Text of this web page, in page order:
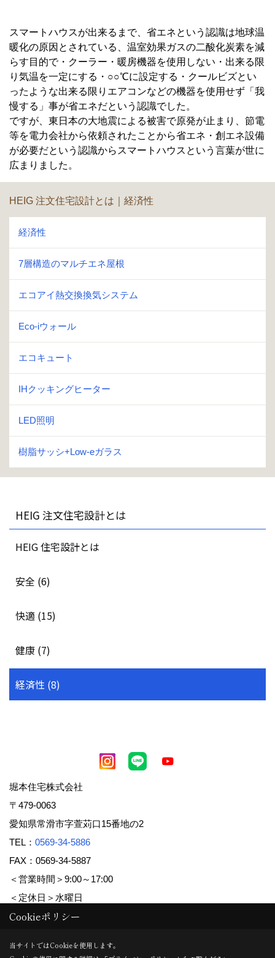
スマートハウスが出来るまで、省エネという認識は地球温
暖化の原因とされている、温室効果ガスの二酸化炭素を減
らす目的で・クーラー・暖房機器を使用しない・出来る限
り気温を一定にする・○○℃に設定する・クールビズとい
ったような出来る限りエアコンなどの機器を使用せず「我
慢する」事が省エネだという認識でした。
ですが、東日本の大地震による被害で原発が止まり、節電
等を電力会社から依頼されたことから省エネ・創エネ設備
が必要だという認識からスマートハウスという言葉が世に
広まりました。
HEIG 注文住宅設計とは｜経済性
経済性
7層構造のマルチエネ屋根
エコアイ熱交換換気システム
Eco-iウォール
エコキュート
IHクッキングヒーター
LED照明
樹脂サッシ+Low-eガラス
HEIG 注文住宅設計とは
HEIG 住宅設計とは
安全 (6)
快適 (15)
健康 (7)
経済性 (8)
堀本住宅株式会社
〒479-0063
愛知県常滑市字萱苅口15番地の2
TEL： 0569-34-5886
FAX：0569-34-5887
＜営業時間＞9:00～17:00
＜定休日＞水曜日
Copyright (c) 堀本住宅株式会社. All Rights Reserved.
Cookieポリシー
当サイトではCookieを使用します。